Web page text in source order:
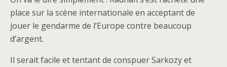
place sur la scène internationale en acceptant de
jouer le gendarme de l’Europe contre beaucoup
d’argent.
Il serait facile et tentant de conspuer Sarkozy et